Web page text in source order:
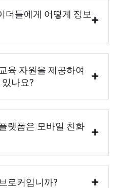
더들에게 어떻게 정보
육 자원을 제공하여
나요?
랫폼은 모바일 친화
로커입니까?